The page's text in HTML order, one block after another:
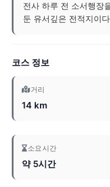
전사 하루 전 소서행장
둔 유서깊은 전적지이
코스 정보
거리
14 km
소요시간
약 5시간